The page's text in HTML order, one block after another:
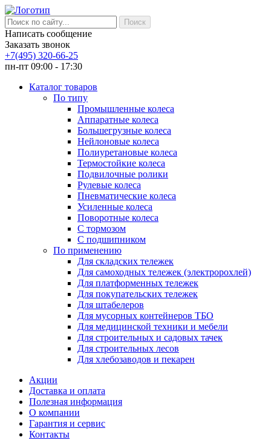
Написать сообщение
Заказать звонок
+7(495) 320-66-25
пн-пт 09:00 - 17:30
Каталог товаров
По типу
Промышленные колеса
Аппаратные колеса
Большегрузные колеса
Нейлоновые колеса
Полиуретановые колеса
Термостойкие колеса
Подвилочные ролики
Рулевые колеса
Пневматические колеса
Усиленные колеса
Поворотные колеса
С тормозом
С подшипником
По применению
Для складских тележек
Для самоходных тележек (электророхлей)
Для платформенных тележек
Для покупательских тележек
Для штабелеров
Для мусорных контейнеров ТБО
Для медицинской техники и мебели
Для строительных и садовых тачек
Для строительных лесов
Для хлебозаводов и пекарен
Акции
Доставка и оплата
Полезная информация
О компании
Гарантия и сервис
Контакты